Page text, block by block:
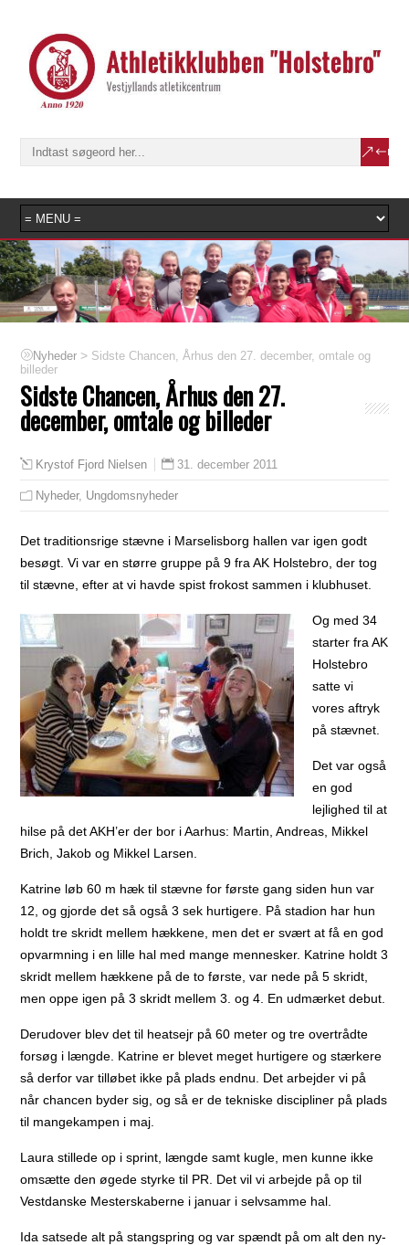
Nyheder > Sidste Chancen, Århus den 27. december, omtale og
billeder
Sidste Chancen, Århus den 27.
december, omtale og billeder
Krystof Fjord Nielsen 31. december 2011
Nyheder, Ungdomsnyheder
Det traditionsrige stævne i Marselisborg hallen var igen godt
besøgt. Vi var en større gruppe på 9 fra AK Holstebro, der tog
til stævne, efter at vi havde spist frokost sammen i klubhuset.
Og med 34
starter fra AK
Holstebro
satte vi
vores aftryk
på stævnet.
Det var også
en god
lejlighed til at
hilse på det AKH’er der bor i Aarhus: Martin, Andreas, Mikkel
Brich, Jakob og Mikkel Larsen.
Katrine løb 60 m hæk til stævne for første gang siden hun var
12, og gjorde det så også 3 sek hurtigere. På stadion har hun
holdt tre skridt mellem hækkene, men det er svært at få en god
opvarmning i en lille hal med mange mennesker. Katrine holdt 3
skridt mellem hækkene på de to første, var nede på 5 skridt,
men oppe igen på 3 skridt mellem 3. og 4. En udmærket debut.
Derudover blev det til heatsejr på 60 meter og tre overtrådte
forsøg i længde. Katrine er blevet meget hurtigere og stærkere
så derfor var tilløbet ikke på plads endnu. Det arbejder vi på
når chancen byder sig, og så er de tekniske discipliner på plads
til mangekampen i maj.
Laura stillede op i sprint, længde samt kugle, men kunne ikke
omsætte den øgede styrke til PR. Det vil vi arbejde på op til
Vestdanske Mesterskaberne i januar i selvsamme hal.
Ida satsede alt på stangspring og var spændt på om alt den ny-